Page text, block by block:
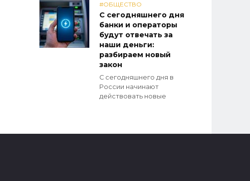
#ОБЩЕСТВО
С сегодняшнего дня
банки и операторы
будут отвечать за
наши деньги:
разбираем новый
закон
С сегодняшнего дня в
России начинают
действовать новые